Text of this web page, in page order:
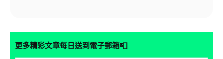
更多精彩文章每日送到電子郵箱📮